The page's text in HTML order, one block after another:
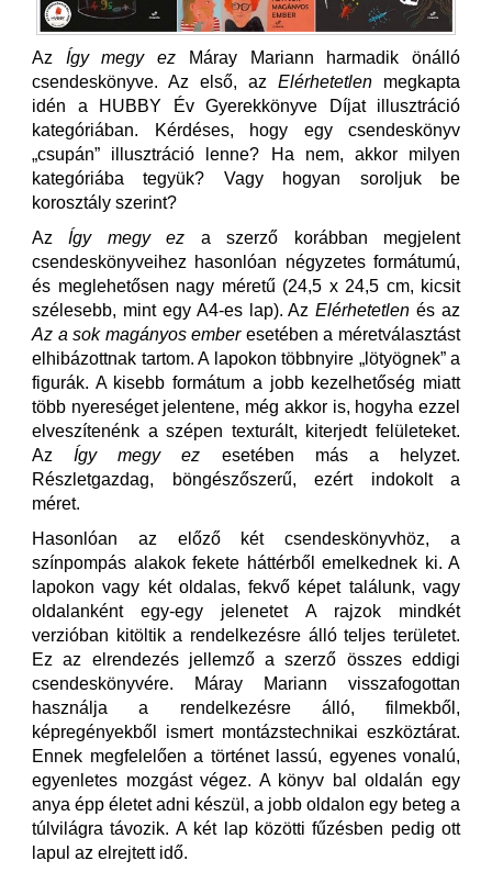
Az Így megy ez Máray Mariann harmadik önálló
csendeskönyve. Az első, az Elérhetetlen megkapta
idén a HUBBY Év Gyerekkönyve Díjat illusztráció
kategóriában. Kérdéses, hogy egy csendeskönyv
„csupán” illusztráció lenne? Ha nem, akkor milyen
kategóriába tegyük? Vagy hogyan soroljuk be
korosztály szerint?
AzÍgy megy ez a szerző korábban megjelent
csendeskönyveihez hasonlóan négyzetes formátumú,
és meglehetősen nagy méretű (24,5 x 24,5 cm, kicsit
szélesebb, mint egy A4-es lap). AzElérhetetlen és az
Az a sok magányos ember esetében a méretválasztást
elhibázottnak tartom. A lapokon többnyire „lötyögnek” a
figurák. A kisebb formátum a jobb kezelhetőség miatt
több nyereséget jelentene, még akkor is, hogyha ezzel
elveszítenénk a szépen texturált, kiterjedt felületeket.
AzÍgy megy ez esetében más a helyzet.
Részletgazdag, böngészőszerű, ezért indokolt a
méret.
Hasonlóan az előző két csendeskönyvhöz, a
színpompás alakok fekete háttérből emelkednek ki. A
lapokon vagy két oldalas, fekvő képet találunk, vagy
oldalanként egy-egy jelenetet A rajzok mindkét
verzióban kitöltik a rendelkezésre álló teljes területet.
Ez az elrendezés jellemző a szerző összes eddigi
csendeskönyvére. Máray Mariann visszafogottan
használja a rendelkezésre álló, filmekből,
képregényekből ismert montázstechnikai eszköztárat.
Ennek megfelelően a történet lassú, egyenes vonalú,
egyenletes mozgást végez. A könyv bal oldalán egy
anya épp életet adni készül, a jobb oldalon egy beteg a
túlvilágra távozik. A két lap közötti fűzésben pedig ott
lapul az elrejtett idő.